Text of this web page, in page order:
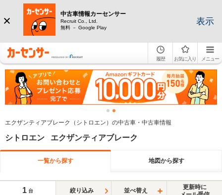
中古車情報カーセンサー
Recruit Co., Ltd.
無料 － Google Play
表示
履歴 お気に入り メニュー
エクザンティアブレーク（シトロエン）の中古車・中古車情報
シトロエン エクザンティアブレーク
一覧から探す 地図から探す
1 台 絞り込み 並べ替え
更新時に